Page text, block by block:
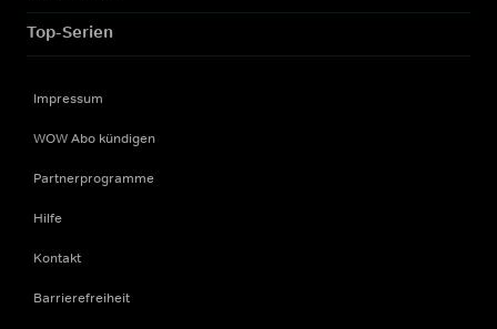
Top-Serien
Impressum
WOW Abo kündigen
Partnerprogramme
Hilfe
Kontakt
Barrierefreiheit